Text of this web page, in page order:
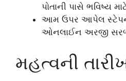
પોતાની પાસે ભવિષ્ય
આમ ઉપર આપેલ સ્ટેપને
ઓનલાઈન અરજી
મહત્વની